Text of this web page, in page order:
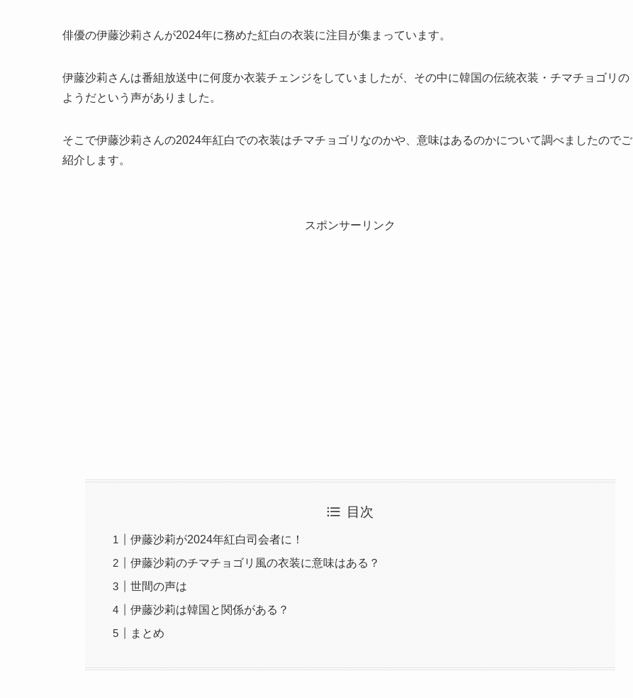
俳優の伊藤沙莉さんが2024年に務めた紅白の衣装に注目が集まっています。
伊藤沙莉さんは番組放送中に何度か衣装チェンジをしていましたが、その中に韓国の伝統衣装・チマチョゴリの
ようだという声がありました。
そこで伊藤沙莉さんの2024年紅白での衣装はチマチョゴリなのかや、意味はあるのかについて調べましたのでご
紹介します。
スポンサーリンク
目次
伊藤沙莉が2024年紅白司会者に！
伊藤沙莉のチマチョゴリ風の衣装に意味はある？
世間の声は
伊藤沙莉は韓国と関係がある？
まとめ